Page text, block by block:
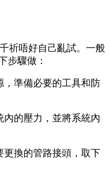
祈唔好自己亂試。一般
步驟做：
，準備必要的工具和防
內的壓力，並將系統內
更換的管路接頭，取下